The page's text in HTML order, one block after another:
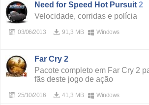
Need for Speed Hot Pursuit 2
Velocidade, corridas e polícia
91,3 MB
03/06/2013 Windows
Far Cry 2
Pacote completo em Far Cry 2
fãs deste jogo de ação
41,3 MB
25/10/2016 Windows